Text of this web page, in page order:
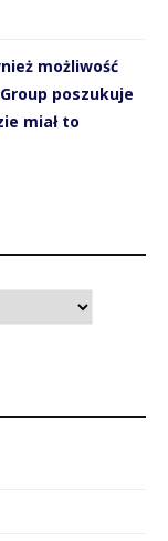
możliwość
poszukuje
miał to